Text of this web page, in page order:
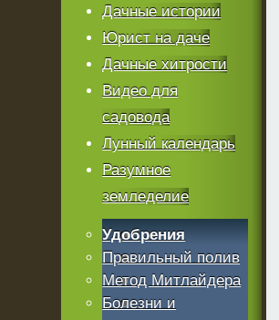
Дачные истории
Юрист на даче
Дачные хитрости
Видео для
садовода
Лунный календарь
Разумное
земледелие
Удобрения
Правильный полив
Метод Митлайдера
Болезни и